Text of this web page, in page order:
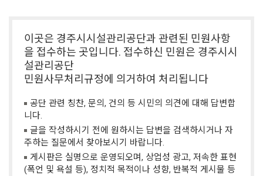
이곳은 경주시시설관리공단과 관련된 민원사항
을 접수하는 곳입니다. 접수하신 민원은 경주시시
설관리공단
민원사무처리규정에 의거하여 처리됩니다
공단 관련 칭찬, 문의, 건의 등 시민의 의견에 대해 답변합
니다.
글을 작성하시기 전에 원하시는 답변을 검색하시거나 자
주하는 질문에서 찾아보시기 바랍니다.
게시판은 실명으로 운영되오며, 상업성 광고, 저속한 표현
(폭언 및 욕설 등), 정치적 목적이나 성향, 반복적 게시물 등